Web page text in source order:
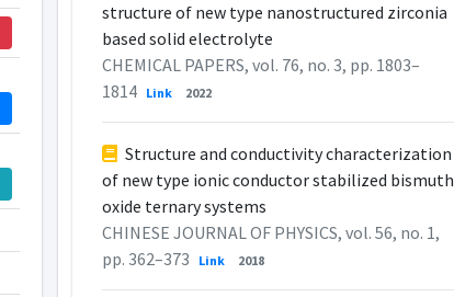
structure of new type nanostructured zirconia
based solid electrolyte
CHEMICAL PAPERS, vol. 76, no. 3, pp. 1803–
1814 Link 2022
Structure and conductivity characterization
of new type ionic conductor stabilized bismuth
oxide ternary systems
CHINESE JOURNAL OF PHYSICS, vol. 56, no. 1,
pp. 362–373
Link 2018